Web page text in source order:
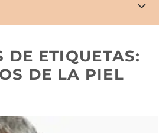
DE ETIQUETAS:
DE LA PIEL